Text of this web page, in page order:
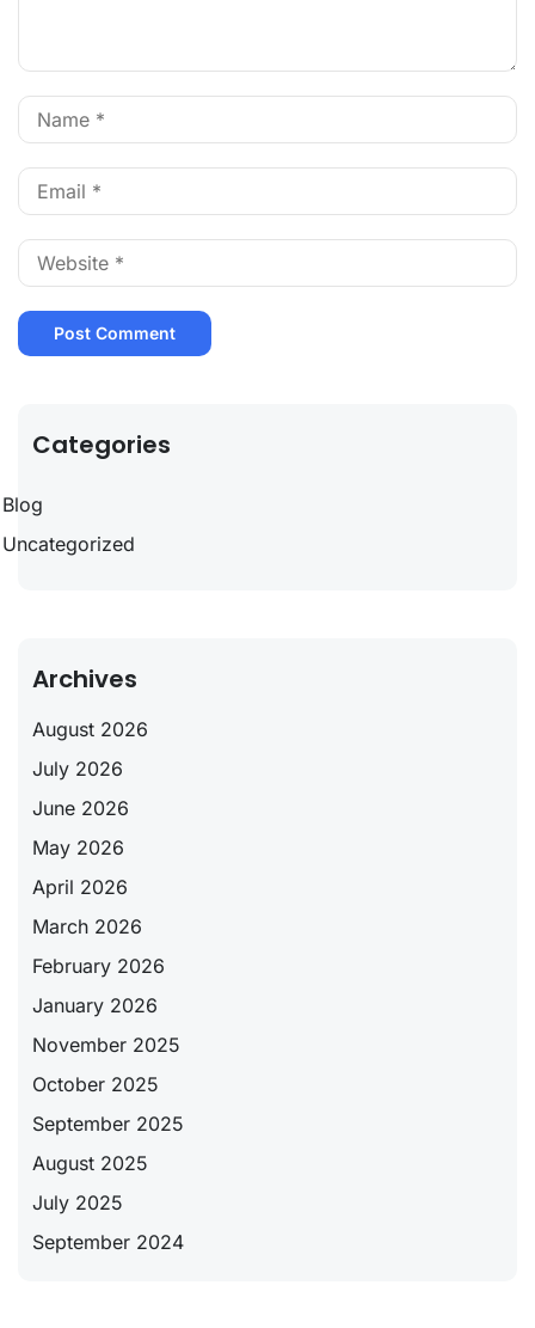
Categories
Blog
Uncategorized
Archives
August 2026
July 2026
June 2026
May 2026
April 2026
March 2026
February 2026
January 2026
November 2025
October 2025
September 2025
August 2025
July 2025
September 2024